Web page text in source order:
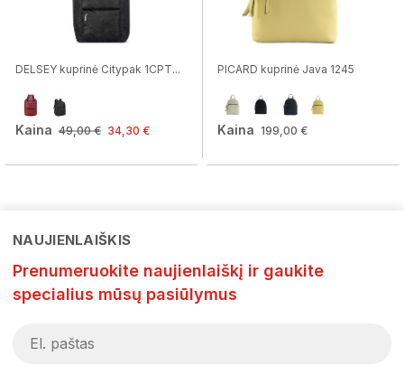
DELSEY kuprinė Citypak 1CPT...
Kaina 49,00 € 34,30 €
PICARD kuprinė Java 1245
Kaina 199,00 €
NAUJIENLAIŠKIS
Prenumeruokite naujienlaiškį ir gaukite
specialius mūsų pasiūlymus